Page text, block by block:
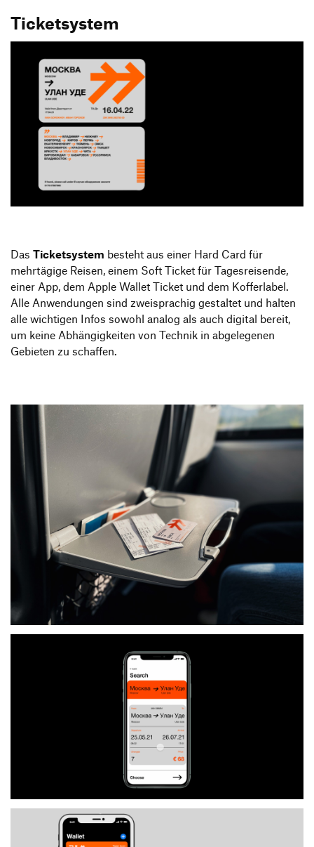
Ticketsystem
Das Ticketsystem besteht aus einer Hard Card für
mehrtägige Reisen, einem Soft Ticket für Tagesreisende,
einer App, dem Apple Wallet Ticket und dem Kofferlabel.
Alle Anwendungen sind zweisprachig gestaltet und halten
alle wichtigen Infos sowohl analog als auch digital bereit,
um keine Abhängigkeiten von Technik in abgelegenen
Gebieten zu schaffen.